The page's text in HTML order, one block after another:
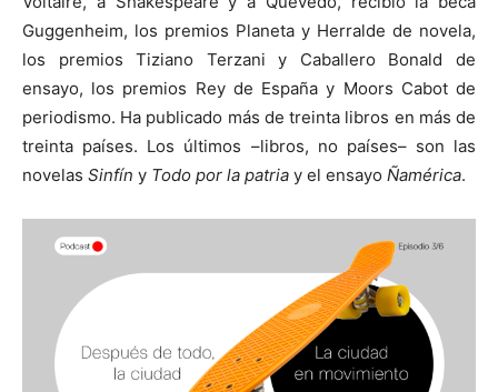
Guggenheim, los premios Planeta y Herralde de novela,
los premios Tiziano Terzani y Caballero Bonald de
ensayo, los premios Rey de España y Moors Cabot de
periodismo. Ha publicado más de treinta libros en más de
treinta países. Los últimos –libros, no países– son las
novelas Sinfín y Todo por la patria y el ensayo Ñamérica.